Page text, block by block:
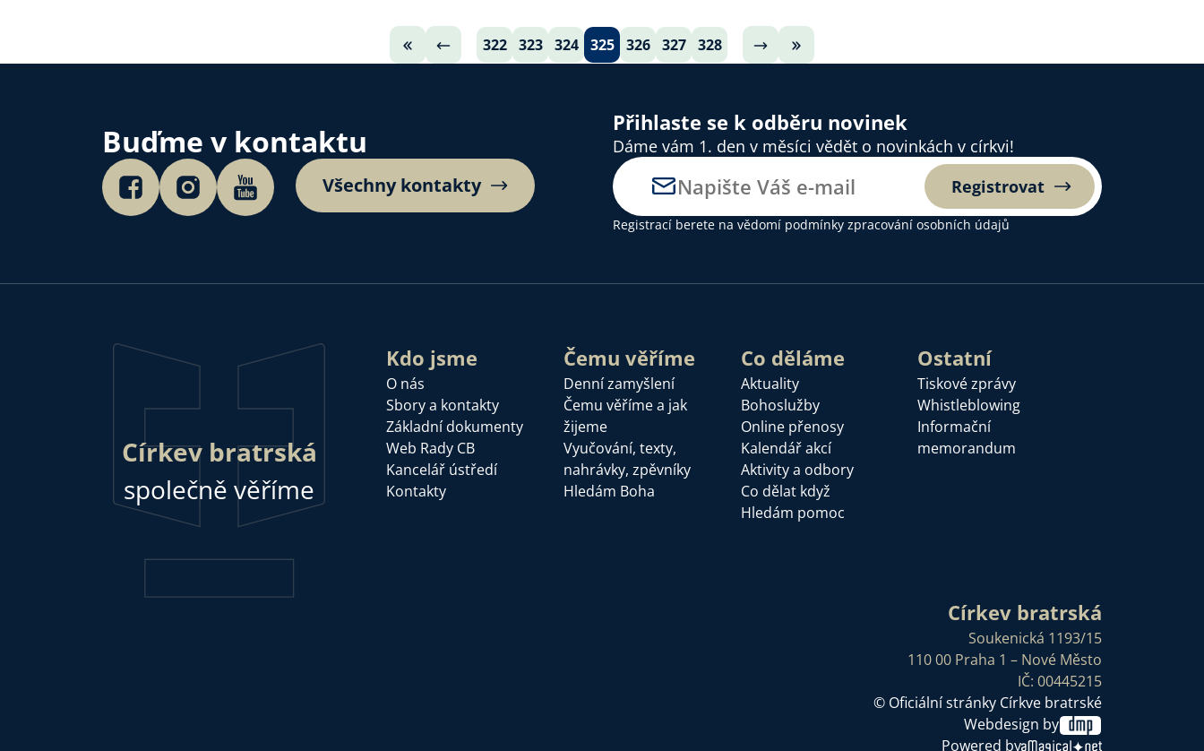
322 323 324 325 326 327 328
Buďme v kontaktu
Všechny kontakty
Přihlaste se k odběru novinek
Dáme vám 1. den v měsíci vědět o novinkách v církvi!
Registrovat
Registrací berete na vědomí podmínky zpracování osobních údajů
Církev bratrská
společně věříme
Kdo jsme
O nás
Sbory a kontakty
Základní dokumenty
Web Rady CB
Kancelář ústředí
Kontakty
Čemu věříme
Denní zamyšlení
Čemu věříme a jak
žijeme
Vyučování, texty,
nahrávky, zpěvníky
Hledám Boha
Co děláme
Aktuality
Bohoslužby
Online přenosy
Kalendář akcí
Aktivity a odbory
Co dělat když
Hledám pomoc
Ostatní
Tiskové zprávy
Whistleblowing
Informační
memorandum
Církev bratrská
Soukenická 1193/15
110 00 Praha 1 – Nové Město
IČ: 00445215
© Oficiální stránky Církve bratrské
Webdesign by
Powered by